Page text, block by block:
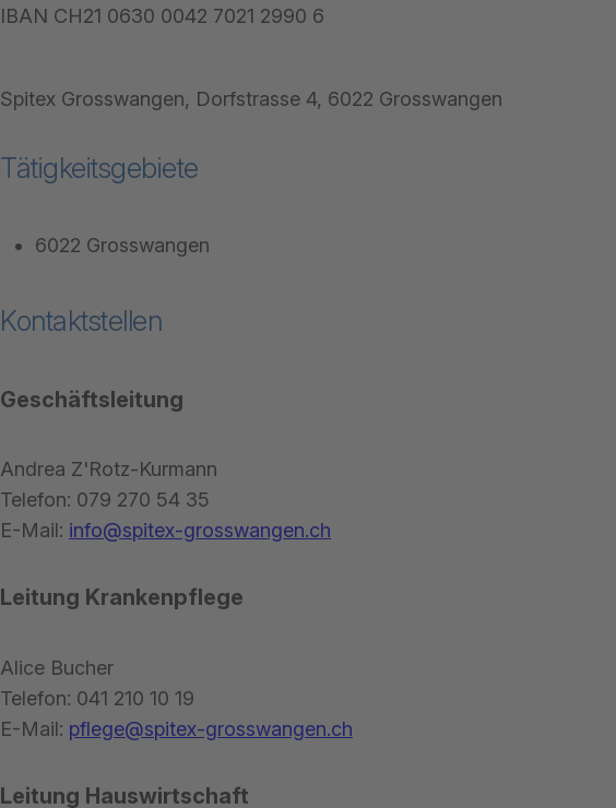
IBAN CH21 0630 0042 7021 2990 6
Spitex Grosswangen, Dorfstrasse 4, 6022 Grosswangen
Tätigkeitsgebiete
6022 Grosswangen
Kontaktstellen
Geschäftsleitung
Andrea Z'Rotz-Kurmann
Telefon: 079 270 54 35
E-Mail: info@spitex-grosswangen.ch
Leitung Krankenpflege
Alice Bucher
Telefon: 041 210 10 19
E-Mail: pflege@spitex-grosswangen.ch
Leitung Hauswirtschaft